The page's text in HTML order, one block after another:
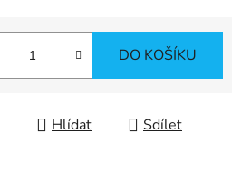
DO KOŠÍKU
Hlídat Sdílet